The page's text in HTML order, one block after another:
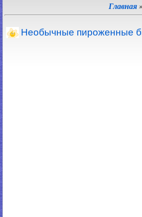
Главная
Необычные пироженные